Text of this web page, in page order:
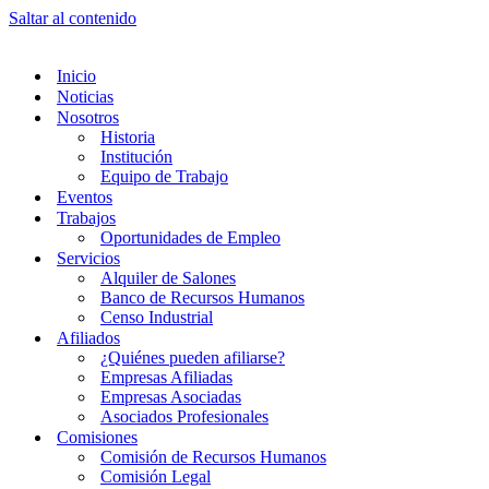
Saltar al contenido
Inicio
Noticias
Nosotros
Historia
Institución
Equipo de Trabajo
Eventos
Trabajos
Oportunidades de Empleo
Servicios
Alquiler de Salones
Banco de Recursos Humanos
Censo Industrial
Afiliados
¿Quiénes pueden afiliarse?
Empresas Afiliadas
Empresas Asociadas
Asociados Profesionales
Comisiones
Comisión de Recursos Humanos
Comisión Legal